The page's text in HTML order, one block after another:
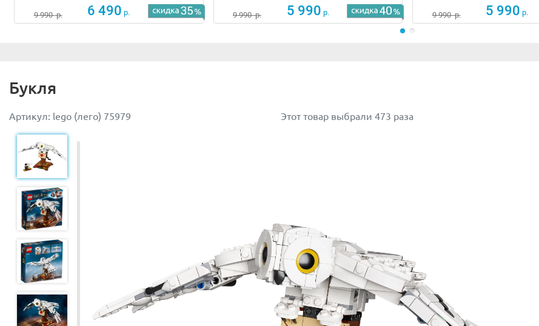
9 990р. 6 490 р. 9 990р. 5 990 р. 9 990р. 5 990 р.
Букля
Артикул: lego (лего) 75979 Этот товар выбрали 473 раза